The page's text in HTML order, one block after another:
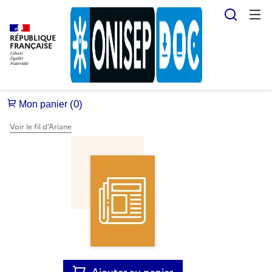
RÉPUBLIQUE
FRANÇAISE
Voir le fil d’Ariane